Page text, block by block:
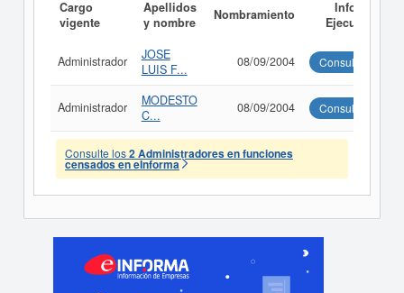
Cargo
vigente
Apellidos
y nombre
Nombramiento
Informe
Ejecutivo
Administrador
JOSE
LUIS F...
08/09/2004 Consultar
Administrador
MODESTO
C...
08/09/2004 Consultar
Consulte los2 Administradores en funciones
censados en eInforma